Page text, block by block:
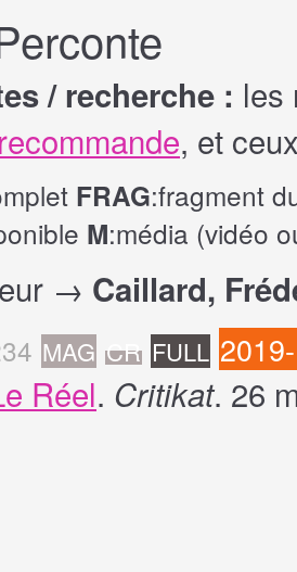
/ recherche : les
recommande, et
FRAG:fragment
M:média (vidéo
→ Caillard,
MAG CR FULL
Réel. Critikat. 26